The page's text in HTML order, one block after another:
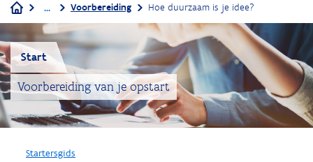
gaan
Kruimelpad
... Voorbereiding Hoe duurzaam is je idee?
Start
Voorbereiding van je opstart
Startersgids